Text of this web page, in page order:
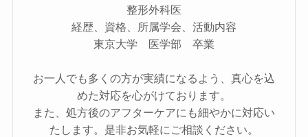
整形外科医
経歴、資格、所属学会、活動内容
東京大学 医学部 卒業
お一人でも多くの方が実績になるよう、真心を込
めた対応を心がけております。
また、処方後のアフターケアにも細やかに対応い
たします。是非お気軽にご相談ください。